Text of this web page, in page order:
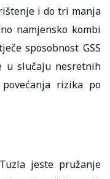
i do tri manja
namjensko kombi
sposobnost GSS
u slučaju nesretnih
rizika po
jeste pružanje